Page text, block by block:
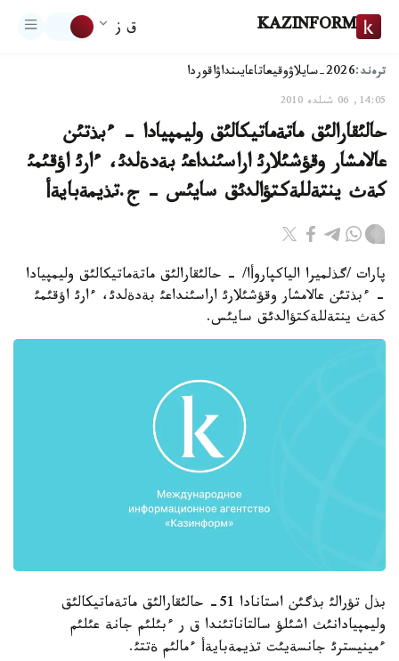
KAZINFORM ق ز
ترەند:2026-سايلاۋ وقيعاتاعايىنداۋاقوردا
14:05, 06 شىلدە 2010
حالئقارالئق ماتةماتيكالئق وليمپيادا - ءبذتئن
عالامشار وقؤشئلارئ اراسئنداعئ بةدةلدئ، ءارئ اؤقئمئ
كةث ينتةللةكتؤالدئق سايئس - ج.تذيمةبايةأ
پارات /گذلميرا الياكپاروأا/ - حالئقارالئق ماتةماتيكالئق وليمپيادا
- ءبذتئن عالامشار وقؤشئلارئ اراسئنداعئ بةدةلدئ، ءارئ اؤقئمئ
كةث ينتةللةكتؤالدئق سايئس.
بذل تؤرالئ بذگئن استانادا 51- حالئقارالئق ماتةماتيكالئق
وليمپيادانئث اشئلؤ سالتاناتئندا ق ر ءبئلئم جانة عئلئم
ءمينيسترئ جانسةيئت تذيمةبايةأ ءمالئم ةتتئ.